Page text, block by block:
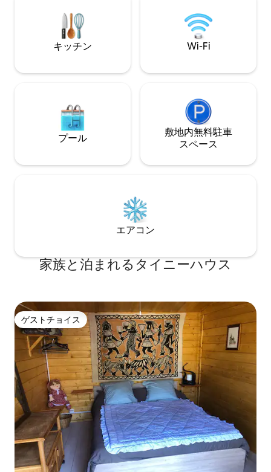
可されていますが、プールには入れませ
ん。敷地内で15ユーロの料金をお支払い
オルとシーツは用意
ルは私たち家族と
す。
キッチン Wi-Fi
プール
敷地内無料駐⁠車
ス⁠ペ⁠ー⁠ス
エアコン
家族と泊まれるタイニーハウス
ゲストチョイス
ゲストチョイス